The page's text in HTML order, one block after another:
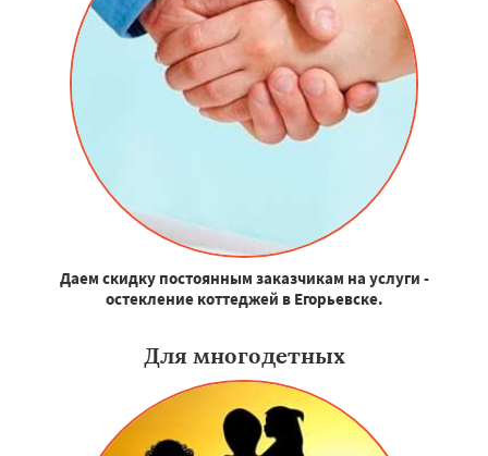
Даем скидку постоянным заказчикам на услуги -
остекление коттеджей в Егорьевске.
Для многодетных